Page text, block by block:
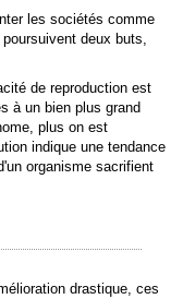
les sociétés comme
deux buts,
de reproduction est
à un bien plus grand
plus on est
indique une tendance
organisme sacrifient
drastique, ces